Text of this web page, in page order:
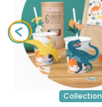
Collection